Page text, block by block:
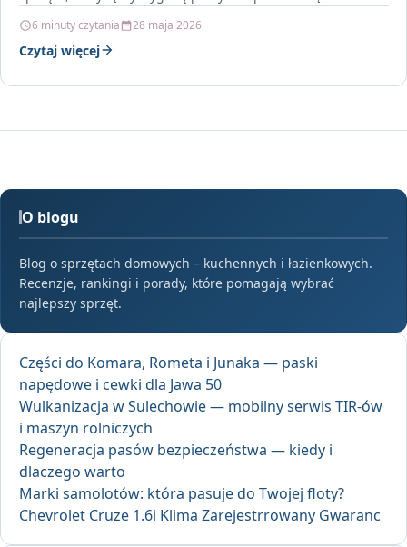
6 minuty czytania 28 maja 2026
Czytaj więcej
O blogu
Blog o sprzętach domowych – kuchennych i łazienkowych.
Recenzje, rankingi i porady, które pomagają wybrać
najlepszy sprzęt.
Części do Komara, Rometa i Junaka — paski
napędowe i cewki dla Jawa 50
Wulkanizacja w Sulechowie — mobilny serwis TIR-ów
i maszyn rolniczych
Regeneracja pasów bezpieczeństwa — kiedy i
dlaczego warto
Marki samolotów: która pasuje do Twojej floty?
Chevrolet Cruze 1.6i Klima Zarejestrrowany Gwaranc